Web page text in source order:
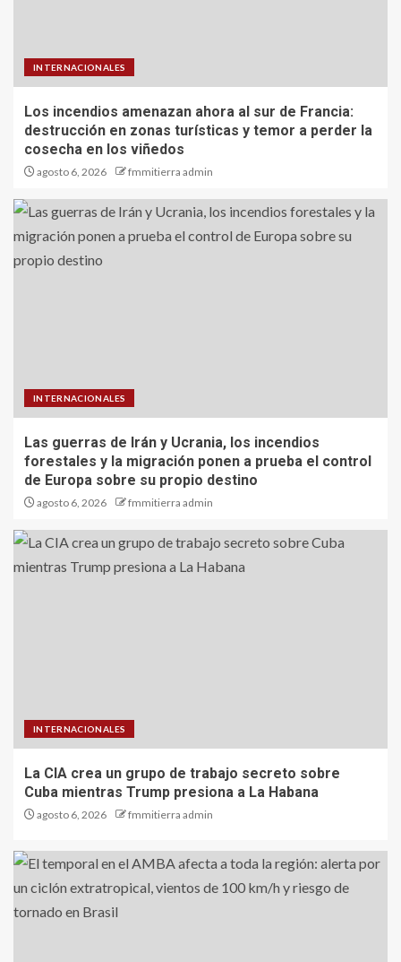
INTERNACIONALES
Los incendios amenazan ahora al sur de Francia:
destrucción en zonas turísticas y temor a perder la
cosecha en los viñedos
agosto 6, 2026 fmmitierra admin
INTERNACIONALES
Las guerras de Irán y Ucrania, los incendios
forestales y la migración ponen a prueba el control
de Europa sobre su propio destino
agosto 6, 2026 fmmitierra admin
INTERNACIONALES
La CIA crea un grupo de trabajo secreto sobre
Cuba mientras Trump presiona a La Habana
agosto 6, 2026 fmmitierra admin